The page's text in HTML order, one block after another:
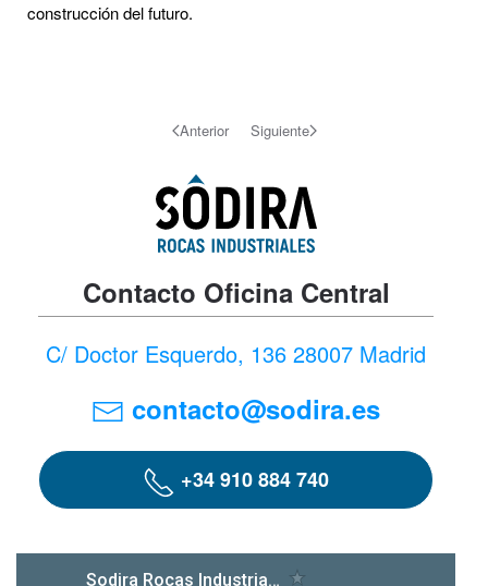
construcción del futuro.
Anterior Siguiente
Contacto Oficina Central
C/ Doctor Esquerdo, 136 28007 Madrid
contacto@sodira.es
+34 910 884 740